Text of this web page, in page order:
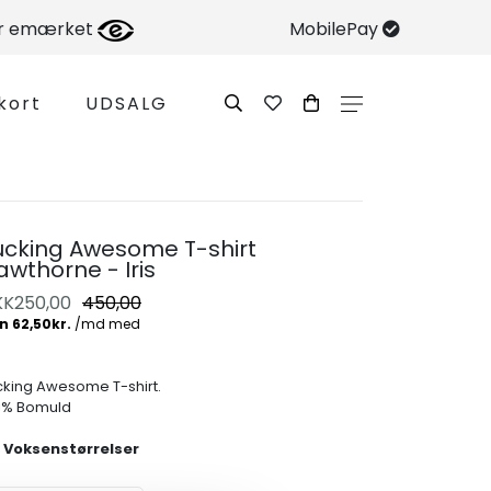
emærket MobilePay
UDSALG
Awesome T-shirt
- Iris
250,00 450,00
Awesome T-shirt.
Bomuld
Voksenstørrelser